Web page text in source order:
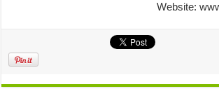
Website: